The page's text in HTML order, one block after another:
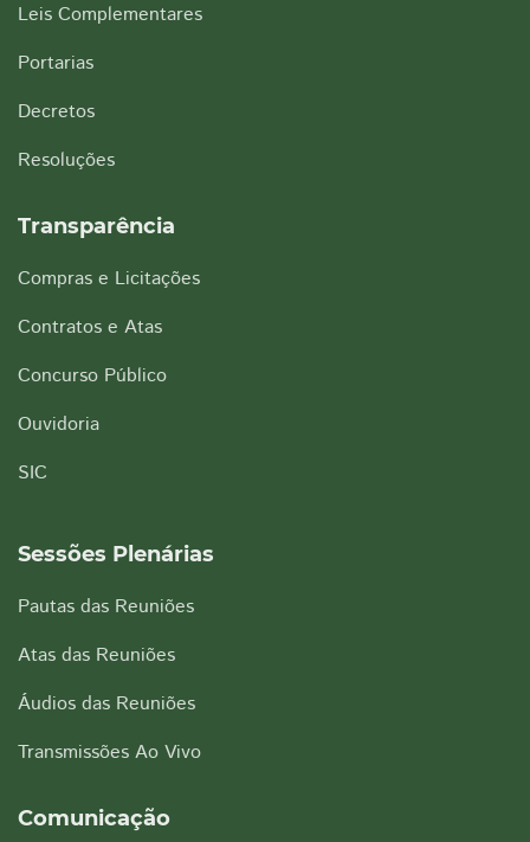
Leis Complementares
Portarias
Decretos
Resoluções
Transparência
Compras e Licitações
Contratos e Atas
Concurso Público
Ouvidoria
SIC
Sessões Plenárias
Pautas das Reuniões
Atas das Reuniões
Áudios das Reuniões
Transmissões Ao Vivo
Comunicação